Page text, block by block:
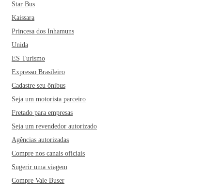
Star Bus
Kaissara
Princesa dos Inhamuns
Unida
ES Turismo
Expresso Brasileiro
Cadastre seu ônibus
Seja um motorista parceiro
Fretado para empresas
Seja um revendedor autorizado
Agências autorizadas
Compre nos canais oficiais
Sugerir uma viagem
Compre Vale Buser